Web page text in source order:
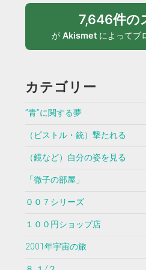
7,646件の
がAkismet によってブ
カテゴリー
”青”に関する夢
（ピストル・銃）撃たれる
（鏡など）自分の姿を見る
「徹子の部屋」
００７シリーズ
１００円ショップ店
2001年宇宙の旅